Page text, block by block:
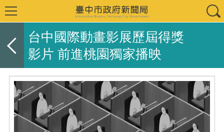
台中國際動畫影展歷屆得獎
影片 前進桃園獨家播映